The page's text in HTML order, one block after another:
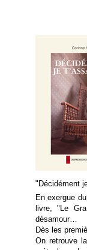
"Décidément
En exergue
livre, "Le
désamour…
Dès les
On retrouve